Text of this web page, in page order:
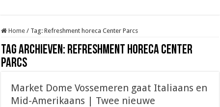
Home / Tag:Refreshment horeca Center Parcs
Tag Archieven: Refreshment horeca Center
Parcs
Market Dome Vossemeren gaat Italiaans en
Mid-Amerikaans | Twee nieuwe